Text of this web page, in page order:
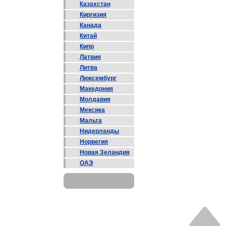
Казахстан
Киргизия
Канада
Китай
Кипр
Латвия
Литва
Люксембург
Македония
Молдавия
Мексика
Мальта
Нидерланды
Норвегия
Новая Зеландия
ОАЭ